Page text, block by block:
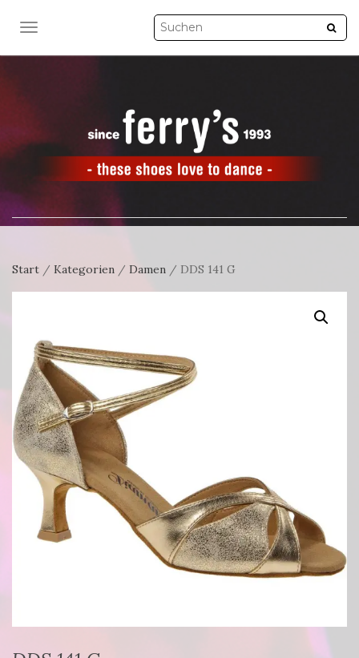
NAVIGATION UMSCHALTEN
Start / Kategorien / Damen / DDS 141 G